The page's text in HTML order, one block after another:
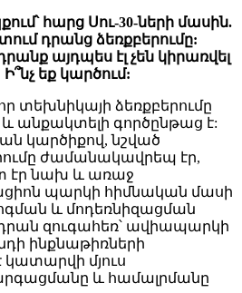
հարց Սու-30-ների մասին.
դրանց ձեռքբերումը:
այդպես էլ չեն կիրառվել
եք կարծում:
տեխնիկայի ձեռքբերումը
անքակտելի գործընթաց է:
կարծիքով, նշված
ժամանակավրեպ էր,
էր նախ և առաջ
պարկի հիմնական մասի
և մոդեռնիզացման
զուգահեռ՝ ավիապարկի
ինքնաթիռների
կատարվի մյուս
և համալրմանը